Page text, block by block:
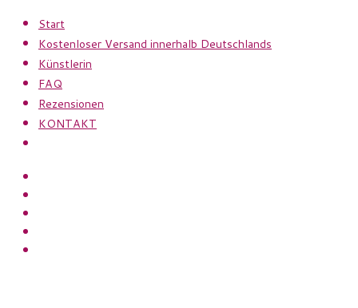
Zum
Inhalt
springen
Start
Kostenloser Versand innerhalb Deutschlands
Künstlerin
FAQ
Rezensionen
KONTAKT